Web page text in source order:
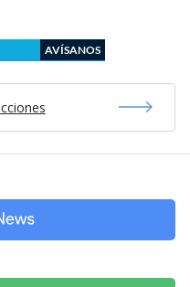
Berríos Pozas
ejecutar un informe
a cargo de la